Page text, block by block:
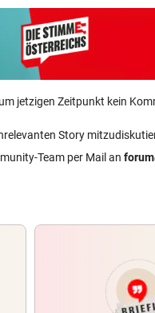
jetzigen Zeitpunkt kein
Story
Team per Mail an